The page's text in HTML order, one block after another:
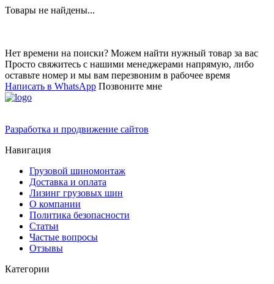
Товары не найдены...
Нет времени на поиски? Можем найти нужный товар за вас
Просто свяжитесь с нашими менеджерами напрямую, либо
оставьте номер и мы вам перезвоним в рабочее время
Написать в WhatsApp Позвоните мне
Разработка и продвижение сайтов
Навигация
Грузовой шиномонтаж
Доставка и оплата
Лизинг грузовых шин
О компании
Политика безопасности
Статьи
Частые вопросы
Отзывы
Категории